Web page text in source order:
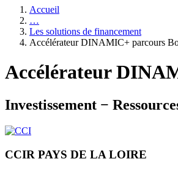
Accueil
…
Les solutions de financement
Accélérateur DINAMIC+ parcours
Accélérateur
Investissement −
CCIR PAYS DE LA LOIRE